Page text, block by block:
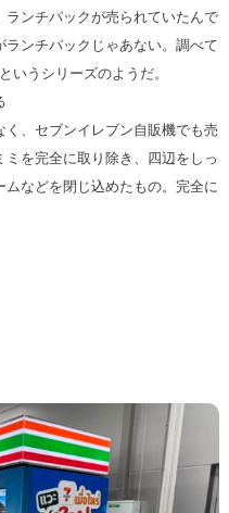
ンチパックが売られていたんで
ンチパックじゃあない。調べて
うシリーズのようだ。
、セブンイレブン自販機でも売
を完全に取り除き、四辺をしっ
などを閉じ込めたもの。完全に